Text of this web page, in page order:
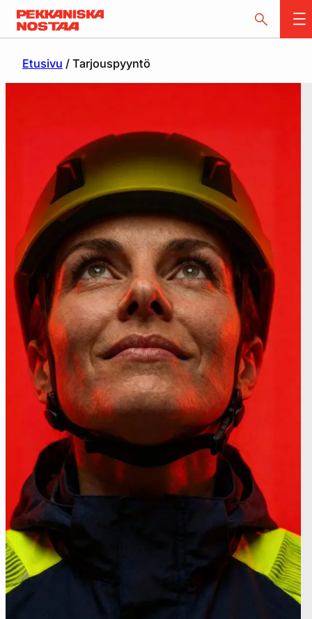
Etusivu / Tarjouspyyntö